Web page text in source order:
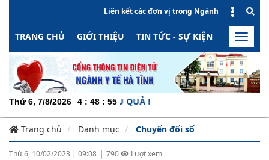
Liên kết các đơn vị trong Ngành
TRANG CHỦ GIỚI THIỆU TIN TỨC - SỰ KIỆN HOẠT
Toggle
Thứ 6, 7/8/2026 4 : 48 : 56
- MINH BẠCH - HIỆU QUẢ !
Trang chủ Danh mục Chuyển đổi số
Thứ 6, 10/02/2023 | 09:08 | 790
Lượt xem